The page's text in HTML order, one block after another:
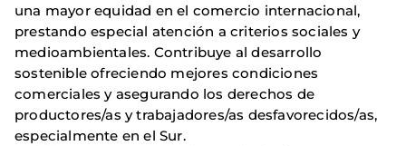
una mayor equidad en el comercio internacional,
prestando especial atención a criterios sociales y
medioambientales. Contribuye al desarrollo
sostenible ofreciendo mejores condiciones
comerciales y asegurando los derechos de
productores/as y trabajadores/as desfavorecidos/as,
especialmente en el Sur.